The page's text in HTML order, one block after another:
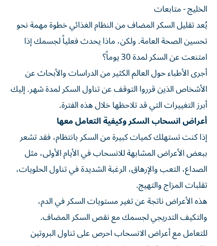
الخليج - متابعات
يُعد تقليل السكر المضاف من النظام الغذائي خطوة مهمة نحو
تحسين الصحة العامة. ولكن، ماذا يحدث فعلياً لجسمك إذا
امتنعت عن السكر لمدة 30 يوماً؟
أجرى الأطباء حول العالم الكثير من الدراسات والأبحاث عن
الأشخاص الذين قرروا التوقف عن تناول السكر لمدة شهر. إليك
أبرز التغييرات التي قد تلاحظها خلال هذه الفترة.
أعراض انسحاب السكر وكيفية التعامل معها
إذا كنت تستهلك كميات كبيرة من السكر بانتظام، فقد تشعر
ببعض الأعراض المشابهة للانسحاب في الأيام الأولى، مثل
الصداع، التعب والإرهاق، الرغبة الشديدة في تناول الحلويات،
تقلبات المزاج والتهيج.
هذه الأعراض ناتجة عن تغير مستويات السكر في الدم،
والتكيف التدريجي لجسمك مع نقص السكر المضاف.
للتعامل مع أعراض الانسحاب احرص على تناول البروتين